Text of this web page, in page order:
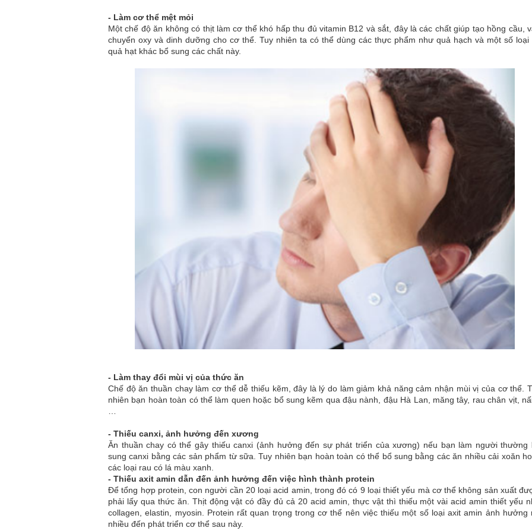
- Làm cơ thể mệt mỏi
Một chế độ ăn không có thịt làm cơ thể khó hấp thu đủ vitamin B12 và sắt, đây là các chất giúp tạo hồng cầu,
chuyển oxy và dinh dưỡng cho cơ thể. Tuy nhiên ta có thể dùng các thực phẩm như quả hạch và một số loại
quả hạt khác bổ sung các chất này.
- Làm thay đổi mùi vị của thức ăn
Chế độ ăn thuần chay làm cơ thể dễ thiếu kẽm, đây là lý do làm giảm khả năng cảm nhận mùi vị của cơ thể.
nhiên bạn hoàn toàn có thể làm quen hoặc bổ sung kẽm qua đậu nành, đậu Hà Lan, măng tây, rau chân vịt,
…
- Thiếu canxi, ảnh hưởng đến xương
Ăn thuần chay có thể gây thiếu canxi (ảnh hưởng đến sự phát triển của xương) nếu bạn làm người thường
sung canxi bằng các sản phẩm từ sữa. Tuy nhiên bạn hoàn toàn có thể bổ sung bằng các ăn nhiều cải xoăn
các loại rau có lá màu xanh.
- Thiếu axit amin dẫn đến ảnh hưởng đến việc hình thành protein
Để tổng hợp protein, con người cần 20 loại acid amin, trong đó có 9 loại thiết yếu mà cơ thể không sản xuất
phải lấy qua thức ăn. Thịt động vật có đầy đủ cả 20 acid amin, thực vật thì thiếu một vài acid amin thiết yếu
collagen, elastin, myosin. Protein rất quan trọng trong cơ thể nên việc thiếu một số loại axit amin ảnh hưởng
nhiều đến phát triển cơ thể sau này.